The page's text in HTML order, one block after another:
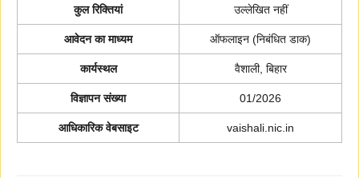
कुल रिक्तियां उल्लेखित नहीं
आवेदन का माध्यम ऑफलाइन (निबंधित डाक)
कार्यस्थल वैशाली, बिहार
विज्ञापन संख्या 01/2026
आधिकारिक वेबसाइट vaishali.nic.in